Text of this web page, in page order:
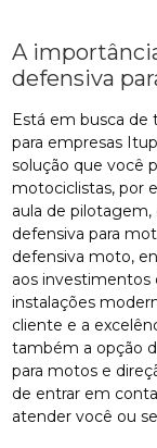
A
defensiva
Está em busca
para empresas
solução que você
motociclistas, por
aula de
defensiva para
defensiva moto,
aos investimentos
instalações
cliente e a
também a opção
para motos e
de entrar em
atender você ou